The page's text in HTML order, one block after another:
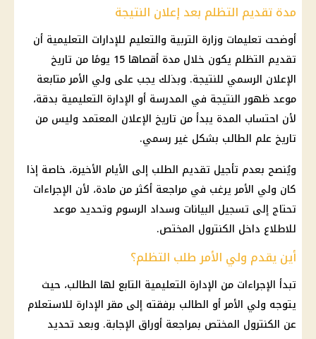
مدة تقديم التظلم بعد إعلان النتيجة
أوضحت تعليمات وزارة التربية والتعليم للإدارات التعليمية أن
تقديم التظلم يكون خلال مدة أقصاها 15 يومًا من تاريخ
الإعلان الرسمي للنتيجة. وبذلك يجب على ولي الأمر متابعة
موعد ظهور النتيجة في المدرسة أو الإدارة التعليمية بدقة،
لأن احتساب المدة يبدأ من تاريخ الإعلان المعتمد وليس من
تاريخ علم الطالب بشكل غير رسمي.
ويُنصح بعدم تأجيل تقديم الطلب إلى الأيام الأخيرة، خاصة إذا
كان ولي الأمر يرغب في مراجعة أكثر من مادة، لأن الإجراءات
تحتاج إلى تسجيل البيانات وسداد الرسوم وتحديد موعد
للاطلاع داخل الكنترول المختص.
أين يقدم ولي الأمر طلب التظلم؟
تبدأ الإجراءات من الإدارة التعليمية التابع لها الطالب، حيث
يتوجه ولي الأمر أو الطالب برفقته إلى مقر الإدارة للاستعلام
عن الكنترول المختص بمراجعة أوراق الإجابة. وبعد تحديد